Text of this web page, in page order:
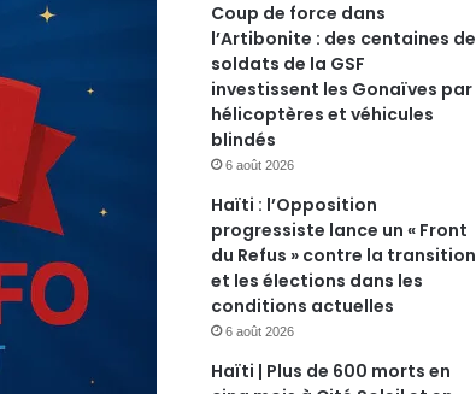
Coup de force dans
l’Artibonite : des centaines de
soldats de la GSF
investissent les Gonaïves par
hélicoptères et véhicules
blindés
6 août 2026
Haïti : l’Opposition
progressiste lance un « Front
du Refus » contre la transition
et les élections dans les
conditions actuelles
6 août 2026
Haïti | Plus de 600 morts en